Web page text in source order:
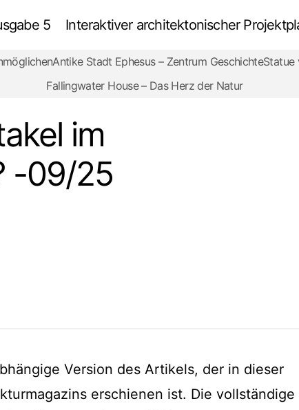
5 Interaktiver architektonischer
Wie wurde das Spektakel im Kolosseum gestaltet? -09/
Antike Stadt Ephesus – Zentrum GeschichteStatue
Fallingwater House – Das Herz der Natur
im
-09/25
Version des Artikels, der in dieser
erschienen ist. Die vollständige